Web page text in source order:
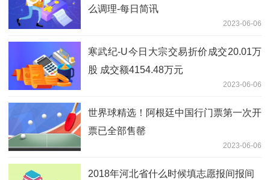
么调理-每日简讯
2023-06-06
寒武纪-U今日大宗交易折价成交20.01万
股 成交额4154.48万元
2023-06-06
世界球精选！阿根廷中国行门票第一次开
票已全部售罄
2023-06-06
2018年河北省什么时候填志愿报间报间